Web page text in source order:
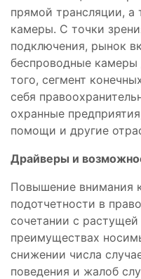
прямой трансляции,
камеры. С точки
подключения, рынок
беспроводные
того, сегмент
себя
охранные
помощи и другие
Драйверы и
Повышение внимания
подотчетности в
сочетании с
преимуществах
снижении числа
поведения и жалоб